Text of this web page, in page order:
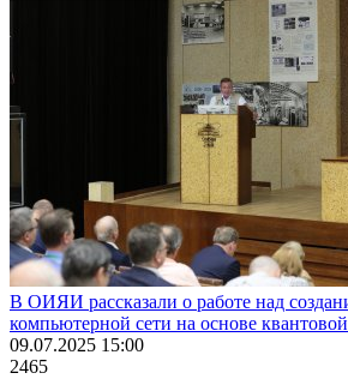
В ОИЯИ рассказали о работе над
компьютерной сети на основе квантовой
09.07.2025 15:00
2465